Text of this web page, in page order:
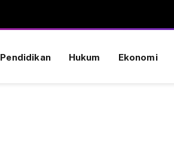
Pendidikan Hukum Ekonomi